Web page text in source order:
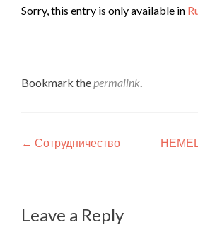
Sorry, this entry is only available in
Bookmark thepermalink.
Post
← Сотрудничество
Leave a Reply